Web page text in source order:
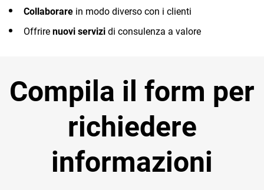
Collaborare in modo diverso con i clienti
Offrire nuovi servizi di consulenza a valore
Compila il form per
richiedere
informazioni